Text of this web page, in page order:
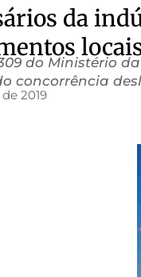
da
do Ministério
concorrência
2019